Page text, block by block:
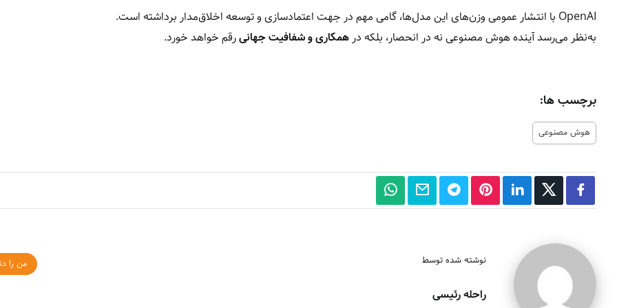
OpenAI با انتشار عمومی وزن‌های این مدل‌ها، گامی مهم در جهت اعتمادسازی و توسعه اخلاق‌مدار برداشته است.
به‌نظر می‌رسد آینده هوش مصنوعی نه در انحصار، بلکه در همکاری و شفافیت جهانیرقم خواهد خورد.
برچسب ها:
هوش مصنوعی
من را نوشته شده توسط
راحله رئیسی